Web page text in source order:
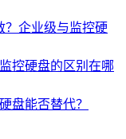
？企业级与监控硬
控硬盘的区别在哪
盘能否替代？